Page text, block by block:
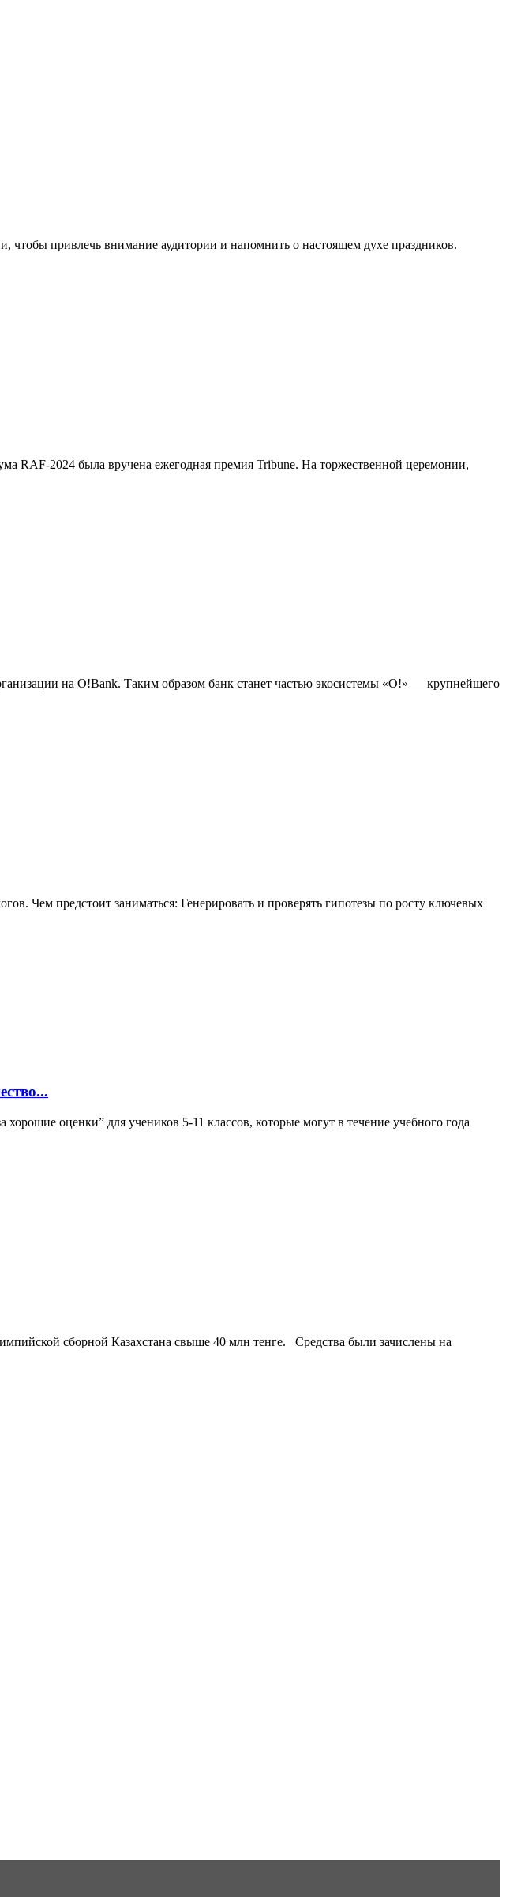
привлечь внимание аудитории и напомнить о настоящем духе праздников.
RAF-2024 была вручена ежегодная премия Tribune. На торжественной церемонии,
на O!Bank. Таким образом банк станет частью экосистемы «O!» — крупнейшего
Чем предстоит заниматься: Генерировать и проверять гипотезы по росту ключевых
оценки” для учеников 5-11 классов, которые могут в течение учебного года
сборной Казахстана свыше 40 млн тенге. Средства были зачислены на